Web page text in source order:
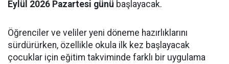
Eylül 2026 Pazartesi günü başlayacak.
Öğrenciler ve veliler yeni döneme hazırlıklarını
sürdürürken, özellikle okula ilk kez başlayacak
çocuklar için eğitim takviminde farklı bir uygulama